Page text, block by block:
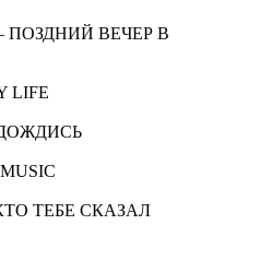
ВЕЧЕР В
LIFE
ТЕБЕ СКАЗАЛ